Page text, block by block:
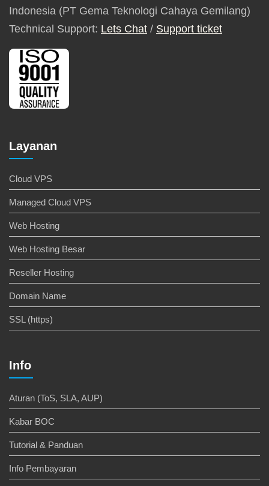
Indonesia (PT Gema Teknologi Cahaya Gemilang)
Technical Support: Lets Chat / Support ticket
Layanan
Cloud VPS
Managed Cloud VPS
Web Hosting
Web Hosting Besar
Reseller Hosting
Domain Name
SSL (https)
Info
Aturan (ToS, SLA, AUP)
Kabar BOC
Tutorial & Panduan
Info Pembayaran